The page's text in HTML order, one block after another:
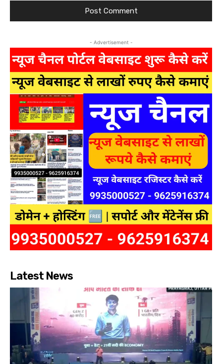
- Advertisement -
Latest News